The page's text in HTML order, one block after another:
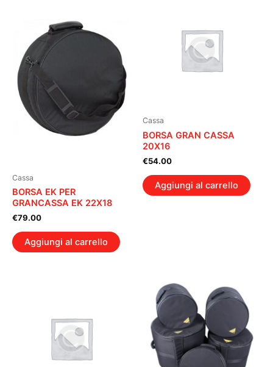
Cassa
BORSA EK PER
GRANCASSA EK 22X18
€79.00
Aggiungi al carrello
Cassa
BORSA GRAN CASSA
20X16
€54.00
Aggiungi al carrello